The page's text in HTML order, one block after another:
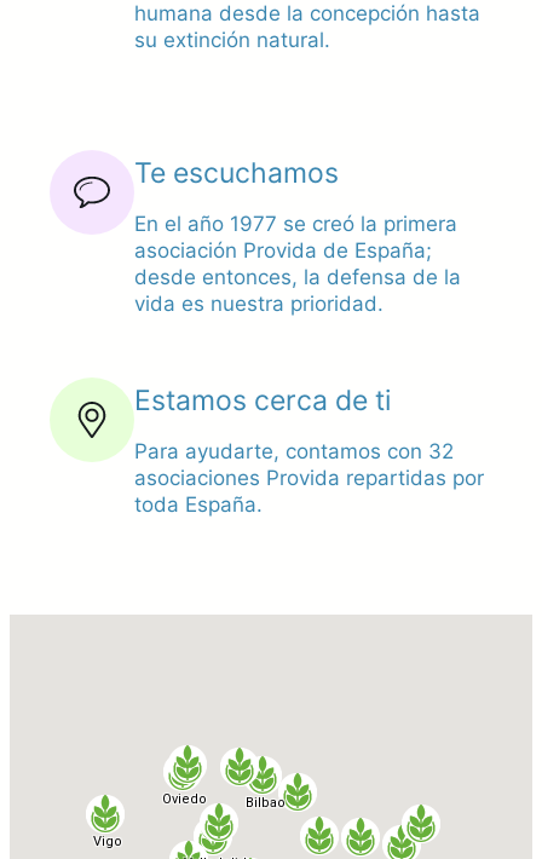
humana desde la concepción hasta
su extinción natural.
Te escuchamos
En el año 1977 se creó la primera
asociación Provida de España;
desde entonces, la defensa de la
vida es nuestra prioridad.
Estamos cerca de ti
Para ayudarte, contamos con 32
asociaciones Provida repartidas por
toda España.